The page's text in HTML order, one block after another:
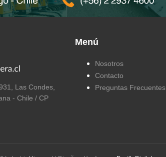
Las Condes,
- Chile / CP
Menú
Nosotros
Contacto
Preguntas Frecuentes